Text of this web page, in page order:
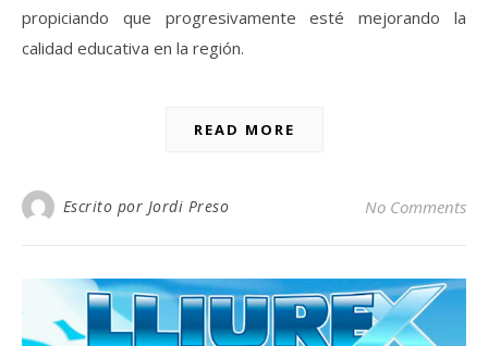
propiciando que progresivamente esté mejorando la
calidad educativa en la región.
READ MORE
Escrito por Jordi Preso No Comments